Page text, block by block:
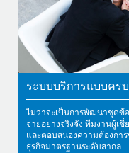
ระบบบริการแบบครบ
ไม่ว่าจะเป็นการพัฒนาชุดข้
จ่ายอย่างจริงจัง ทีมงานผู้เ
และตอบสนองความต้องกา
ธุรกิจมาตรฐานระดับสากล